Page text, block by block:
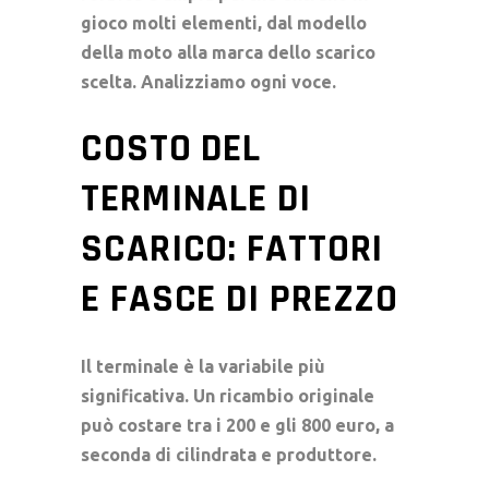
gioco molti elementi, dal modello
della moto alla marca dello scarico
scelta. Analizziamo ogni voce.
COSTO DEL
TERMINALE DI
SCARICO: FATTORI
E FASCE DI PREZZO
Il terminale è la variabile più
significativa. Un ricambio originale
può costare tra i 200 e gli 800 euro, a
seconda di cilindrata e produttore.